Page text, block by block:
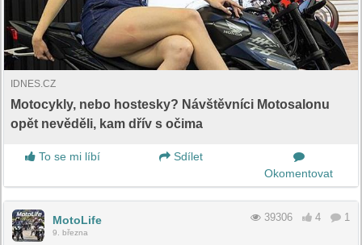
IDNES.CZ
Motocykly, nebo hostesky? Návštěvníci Motosalonu
opět nevěděli, kam dřív s očima
To se mi líbí
Sdílet
Okomentovat
MotoLife
9. března
39306 4 1